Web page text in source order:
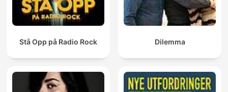
Stå Opp på Radio Rock Dilemma